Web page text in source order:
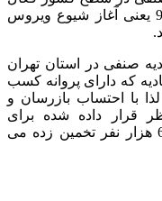
است و این واحدها از بهمن ماه سال 98 یعنی آغاز شیوع ویروس
داشت: در حال حاضر 134 اتحادیه صنفی در استان تهران
که دارای پروانه کسب
باشند لذا با احتساب بازرسان و
قرار داده شده برای
واکسیناسیون اصناف تهران بیش از 600 هزار نفر تخمین زده می